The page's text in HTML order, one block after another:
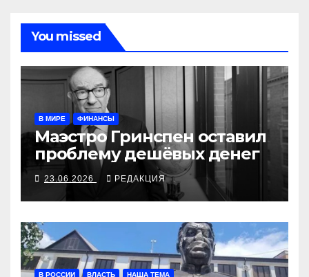
You missed
В МИРЕ ФИНАНСЫ
Маэстро Гринспен оставил
проблему дешёвых денег
23.06.2026 РЕДАКЦИЯ
В РОССИИ ВЛАСТЬ НАША ТЕМА